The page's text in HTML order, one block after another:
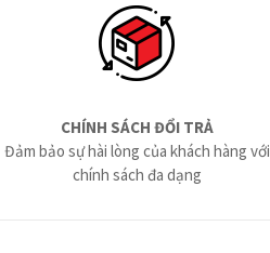
CHÍNH SÁCH ĐỔI TRẢ
Đảm bảo sự hài lòng của khách hàng với
chính sách đa dạng